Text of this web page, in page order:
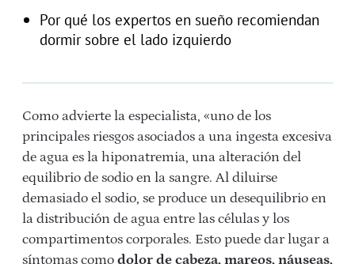
Por qué los expertos en sueño recomiendan
dormir sobre el lado izquierdo
Como advierte la especialista, «uno de los
principales riesgos asociados a una ingesta excesiva
de agua es la hiponatremia, una alteración del
equilibrio de sodio en la sangre. Al diluirse
demasiado el sodio, se produce un desequilibrio en
la distribución de agua entre las células y los
compartimentos corporales. Esto puede dar lugar a
síntomas como dolor de cabeza, mareos, náuseas,